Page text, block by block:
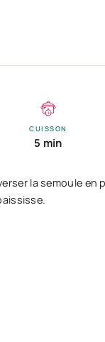
CUISSON
5 min
la semoule en